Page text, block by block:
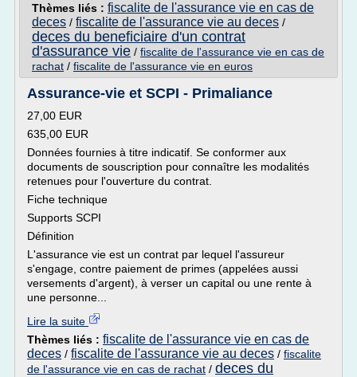
Thèmes liés : fiscalite de l'assurance vie en cas de
deces / fiscalite de l'assurance vie au deces /
deces du beneficiaire d'un contrat
d'assurance vie / fiscalite de l'assurance vie en cas de
rachat / fiscalite de l'assurance vie en euros
Assurance-vie et SCPI - Primaliance
27,00 EUR
635,00 EUR
Données fournies à titre indicatif. Se conformer aux
documents de souscription pour connaître les modalités
retenues pour l'ouverture du contrat.
Fiche technique
Supports SCPI
Définition
L'assurance vie est un contrat par lequel l'assureur
s'engage, contre paiement de primes (appelées aussi
versements d'argent), à verser un capital ou une rente à
une personne...
Lire la suite
Thèmes liés : fiscalite de l'assurance vie en cas de
deces / fiscalite de l'assurance vie au deces / fiscalite
de l'assurance vie en cas de rachat / deces du